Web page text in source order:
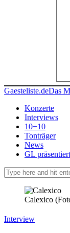
Gaesteliste.deDas
Konzerte
Interviews
10+10
Tonträger
News
GL präsentiert
Calexico
Interview